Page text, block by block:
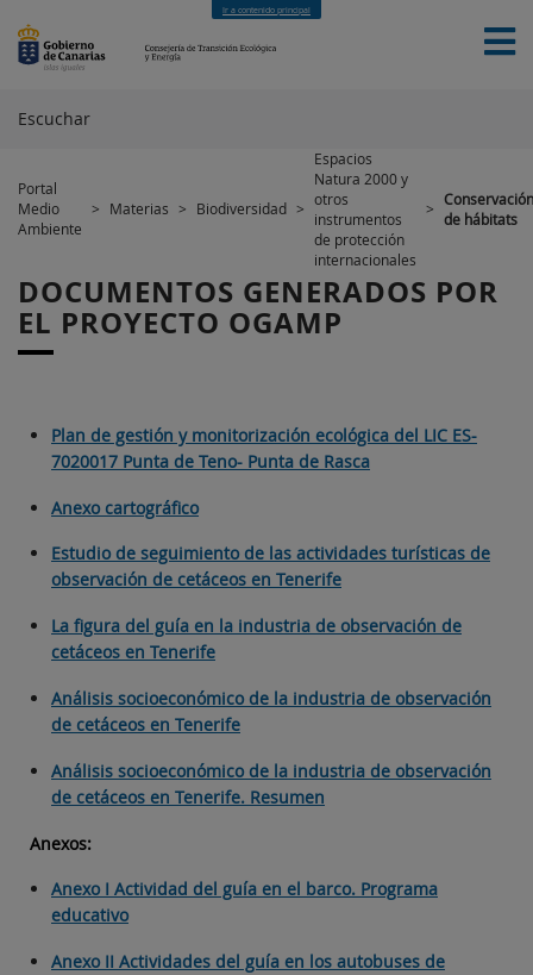
Ir a contenido principal
INICIO
FINANCIACIÓN
EUROPEA
NOTICIAS NOVEDADES CONTACTO
Escuchar
Portal
Medio
Ambiente
> Materias > Biodiversidad >
Espacios
Natura 2000 y
otros
instrumentos
de protección
internacionales
> Conservación
de hábitats
DOCUMENTOS GENERADOS POR
EL PROYECTO OGAMP
Plan de gestión y monitorización ecológica del LIC ES-
7020017 Punta de Teno- Punta de Rasca
Anexo cartográfico
Estudio de seguimiento de las actividades turísticas de
observación de cetáceos en Tenerife
La figura del guía en la industria de observación de
cetáceos en Tenerife
Análisis socioeconómico de la industria de observación
de cetáceos en Tenerife
Análisis socioeconómico de la industria de observación
de cetáceos en Tenerife. Resumen
Anexos:
Anexo I Actividad del guía en el barco. Programa
educativo
Anexo II Actividades del guía en los autobuses de